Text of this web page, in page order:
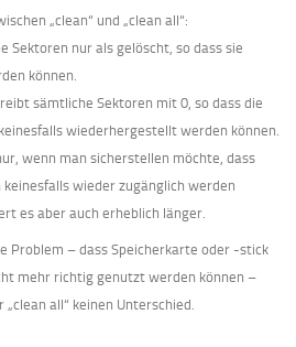
„clean“ und „clean all“:
Sektoren nur als gelöscht, so dass sie
können.
sämtliche Sektoren mit 0, so dass die
wiederhergestellt werden können.
wenn man sicherstellen möchte, dass
wieder zugänglich werden
es aber auch erheblich länger.
Problem – dass Speicherkarte oder -stick
mehr richtig genutzt werden können –
„clean all“ keinen Unterschied.